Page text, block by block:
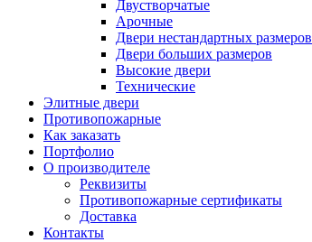
Двустворчатые
Арочные
Двери нестандартных размеров
Двери больших размеров
Высокие двери
Технические
Элитные двери
Противопожарные
Как заказать
Портфолио
О производителе
Реквизиты
Противопожарные сертификаты
Доставка
Контакты